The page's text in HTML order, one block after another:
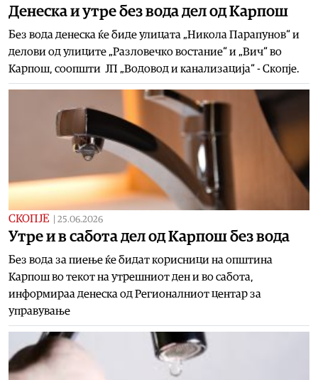
Денеска и утре без вода дел од Карпош
Без вода денеска ќе биде улицата „Никола Парапунов“ и
делови од улиците „Разловечко востание“ и „Вич“ во
Карпош, соопшти ЈП „Водовод и канализација“ - Скопје.
СКОПЈЕ 25.06.2026
Утре и в сабота дел од Карпош без вода
Без вода за пиење ќе бидат корисници на општина
Карпош во текот на утрешниот ден и во сабота,
информираа денеска од Регионалниот центар за
управување